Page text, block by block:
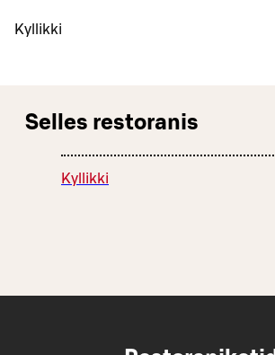
Kyllikki
Selles restoranis
Kyllikki